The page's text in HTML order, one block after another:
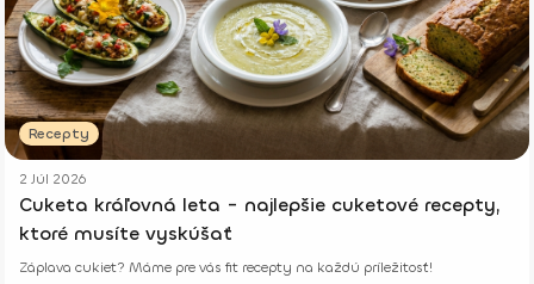
Recepty
2 Júl 2026
Cuketa kráľovná leta - najlepšie cuketové recepty,
ktoré musíte vyskúšať
Záplava cukiet? Máme pre vás fit recepty na každú príležitosť!